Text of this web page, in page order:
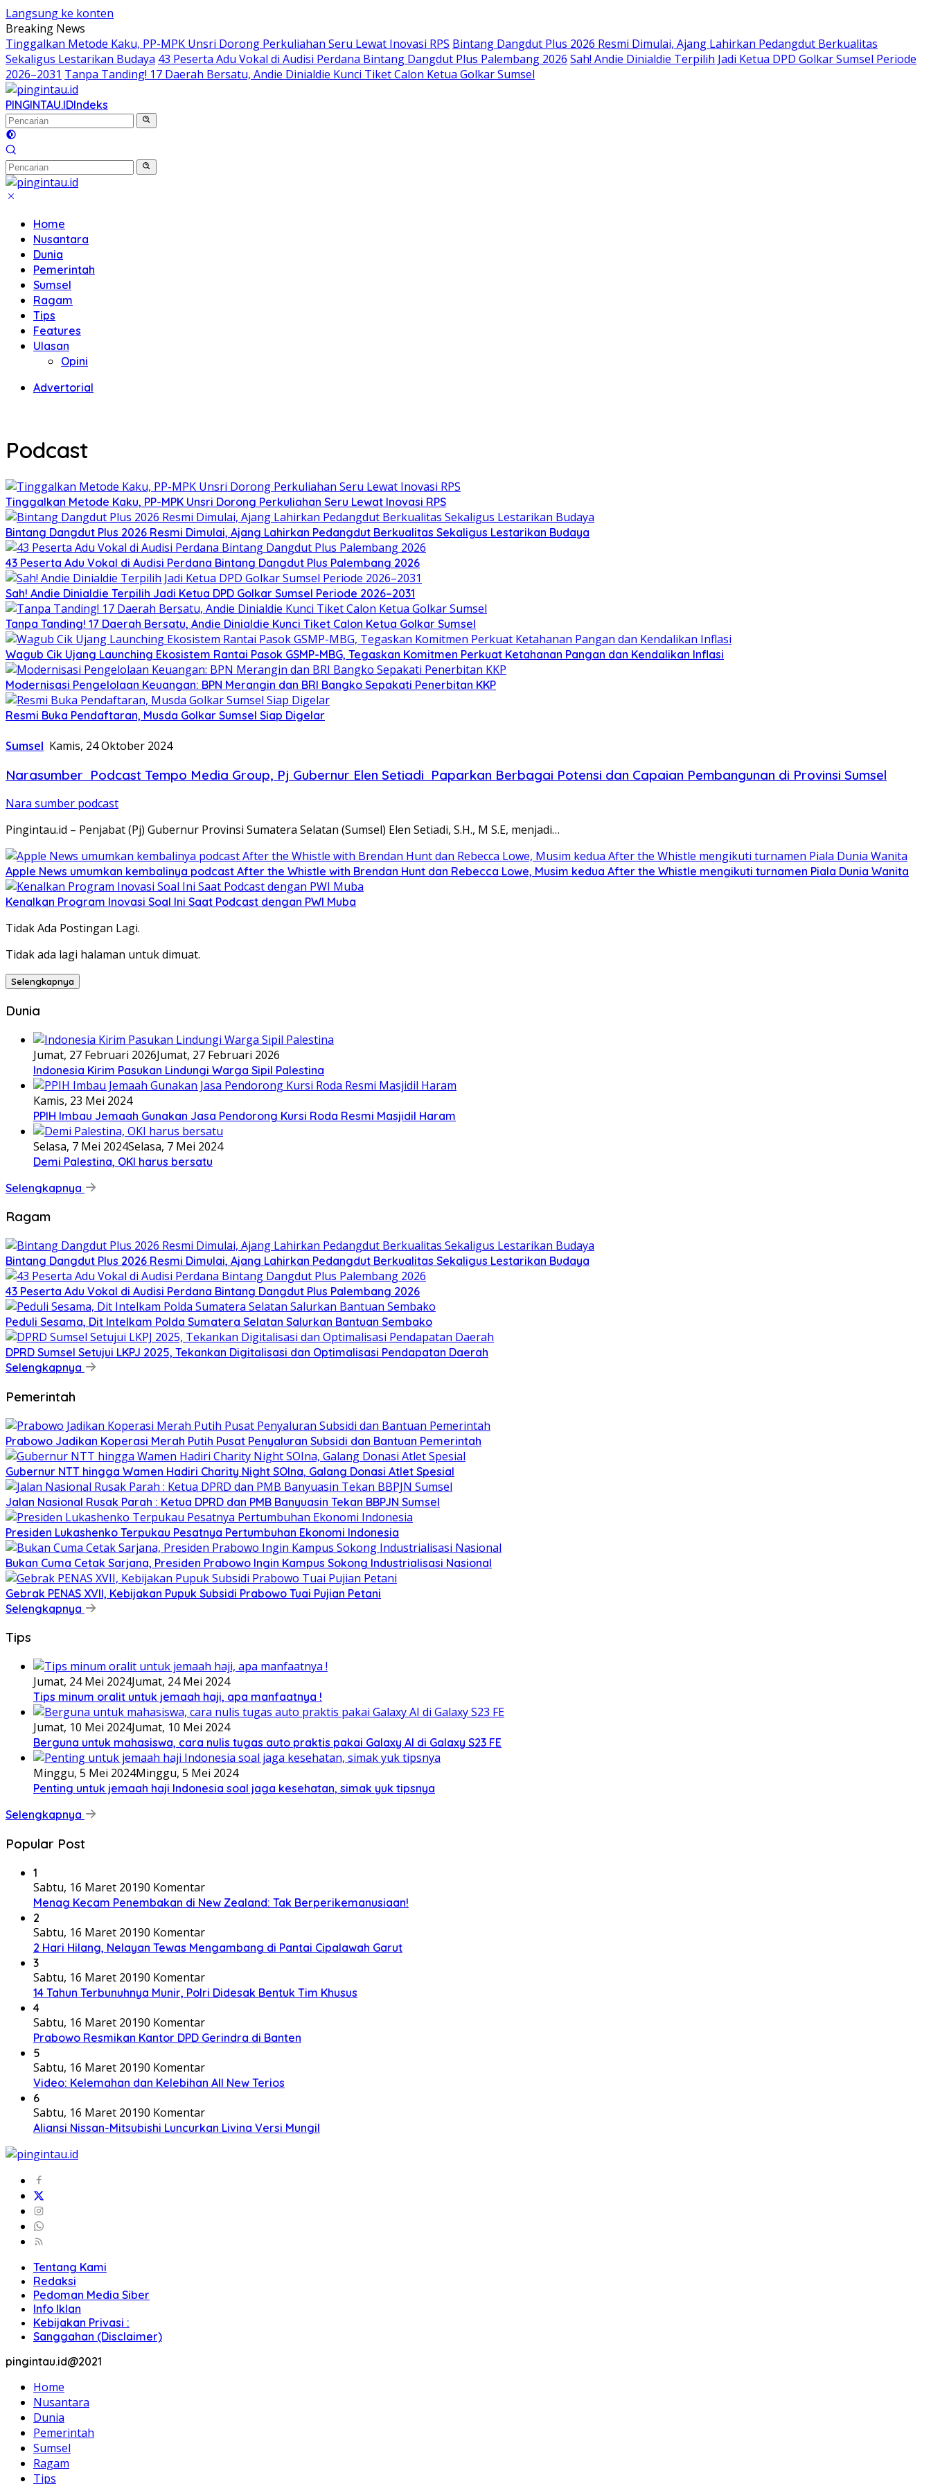
Langsung ke konten
Breaking News
Tinggalkan Metode Kaku, PP-MPK Unsri Dorong Perkuliahan Seru Lewat Inovasi RPS Bintang Dangdut Plus 2026 Resmi Dimulai, Ajang Lahirkan Pedangdut Berkualitas
Sekaligus Lestarikan Budaya 43 Peserta Adu Vokal di Audisi Perdana Bintang Dangdut Plus Palembang 2026 Sah! Andie Dinialdie Terpilih Jadi Ketua DPD Golkar Sumsel Periode
2026–2031 Tanpa Tanding! 17 Daerah Bersatu, Andie Dinialdie Kunci Tiket Calon Ketua Golkar Sumsel
PINGINTAU.IDIndeks
Home
Nusantara
Dunia
Pemerintah
Sumsel
Ragam
Tips
Features
Ulasan
Opini
Advertorial
Podcast
Tinggalkan Metode Kaku, PP-MPK Unsri Dorong Perkuliahan Seru Lewat Inovasi RPS
Bintang Dangdut Plus 2026 Resmi Dimulai, Ajang Lahirkan Pedangdut Berkualitas Sekaligus Lestarikan Budaya
43 Peserta Adu Vokal di Audisi Perdana Bintang Dangdut Plus Palembang 2026
Sah! Andie Dinialdie Terpilih Jadi Ketua DPD Golkar Sumsel Periode 2026–2031
Tanpa Tanding! 17 Daerah Bersatu, Andie Dinialdie Kunci Tiket Calon Ketua Golkar Sumsel
Wagub Cik Ujang Launching Ekosistem Rantai Pasok GSMP-MBG, Tegaskan Komitmen Perkuat Ketahanan Pangan dan Kendalikan Inflasi
Modernisasi Pengelolaan Keuangan: BPN Merangin dan BRI Bangko Sepakati Penerbitan KKP
Resmi Buka Pendaftaran, Musda Golkar Sumsel Siap Digelar
Sumsel Kamis, 24 Oktober 2024
Narasumber Podcast Tempo Media Group, Pj Gubernur Elen Setiadi Paparkan Berbagai Potensi dan Capaian Pembangunan di Provinsi Sumsel
Nara sumber podcast
Pingintau.id – Penjabat (Pj) Gubernur Provinsi Sumatera Selatan (Sumsel) Elen Setiadi, S.H., M S.E, menjadi…
Apple News umumkan kembalinya podcast After the Whistle with Brendan Hunt dan Rebecca Lowe, Musim kedua After the Whistle mengikuti turnamen Piala Dunia Wanita
Kenalkan Program Inovasi Soal Ini Saat Podcast dengan PWI Muba
Tidak Ada Postingan Lagi.
Tidak ada lagi halaman untuk dimuat.
Selengkapnya
Dunia
Jumat, 27 Februari 2026Jumat, 27 Februari 2026
Indonesia Kirim Pasukan Lindungi Warga Sipil Palestina
Kamis, 23 Mei 2024
PPIH Imbau Jemaah Gunakan Jasa Pendorong Kursi Roda Resmi Masjidil Haram
Selasa, 7 Mei 2024Selasa, 7 Mei 2024
Demi Palestina, OKI harus bersatu
Selengkapnya
Ragam
Bintang Dangdut Plus 2026 Resmi Dimulai, Ajang Lahirkan Pedangdut Berkualitas Sekaligus Lestarikan Budaya
43 Peserta Adu Vokal di Audisi Perdana Bintang Dangdut Plus Palembang 2026
Peduli Sesama, Dit Intelkam Polda Sumatera Selatan Salurkan Bantuan Sembako
DPRD Sumsel Setujui LKPJ 2025, Tekankan Digitalisasi dan Optimalisasi Pendapatan Daerah
Selengkapnya
Pemerintah
Prabowo Jadikan Koperasi Merah Putih Pusat Penyaluran Subsidi dan Bantuan Pemerintah
Gubernur NTT hingga Wamen Hadiri Charity Night SOIna, Galang Donasi Atlet Spesial
Jalan Nasional Rusak Parah : Ketua DPRD dan PMB Banyuasin Tekan BBPJN Sumsel
Presiden Lukashenko Terpukau Pesatnya Pertumbuhan Ekonomi Indonesia
Bukan Cuma Cetak Sarjana, Presiden Prabowo Ingin Kampus Sokong Industrialisasi Nasional
Gebrak PENAS XVII, Kebijakan Pupuk Subsidi Prabowo Tuai Pujian Petani
Selengkapnya
Tips
Jumat, 24 Mei 2024Jumat, 24 Mei 2024
Tips minum oralit untuk jemaah haji, apa manfaatnya !
Jumat, 10 Mei 2024Jumat, 10 Mei 2024
Berguna untuk mahasiswa, cara nulis tugas auto praktis pakai Galaxy AI di Galaxy S23 FE
Minggu, 5 Mei 2024Minggu, 5 Mei 2024
Penting untuk jemaah haji Indonesia soal jaga kesehatan, simak yuk tipsnya
Selengkapnya
Popular Post
1
Sabtu, 16 Maret 20190 Komentar
Menag Kecam Penembakan di New Zealand: Tak Berperikemanusiaan!
2
Sabtu, 16 Maret 20190 Komentar
2 Hari Hilang, Nelayan Tewas Mengambang di Pantai Cipalawah Garut
3
Sabtu, 16 Maret 20190 Komentar
14 Tahun Terbunuhnya Munir, Polri Didesak Bentuk Tim Khusus
4
Sabtu, 16 Maret 20190 Komentar
Prabowo Resmikan Kantor DPD Gerindra di Banten
5
Sabtu, 16 Maret 20190 Komentar
Video: Kelemahan dan Kelebihan All New Terios
6
Sabtu, 16 Maret 20190 Komentar
Aliansi Nissan-Mitsubishi Luncurkan Livina Versi Mungil
Tentang Kami
Redaksi
Pedoman Media Siber
Info Iklan
Kebijakan Privasi :
Sanggahan (Disclaimer)
pingintau.id@2021
Home
Nusantara
Dunia
Pemerintah
Sumsel
Ragam
Tips